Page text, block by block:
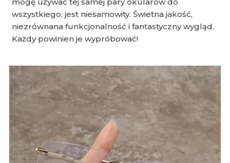
mogę używać tej samej pary okularów do
wszystkiego, jest niesamowity. Świetna jakość,
niezrównana funkcjonalność i fantastyczny wygląd.
Każdy powinien je wypróbować!